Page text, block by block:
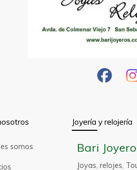
somos
Joyería y relojería
Bari
Joyas, relojes,